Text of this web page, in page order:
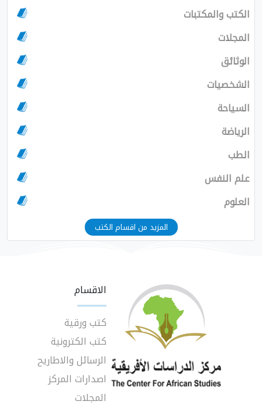
الكتب والمكتبات
المجلات
الوثائق
الشخصيات
السياحة
الرياضة
الطب
علم النفس
العلوم
المزيد من اقسام الكتب
الاقسام
كتب ورقية
كتب الكترونية
الرسائل والاطاريح
اصدارات المركز
المجلات